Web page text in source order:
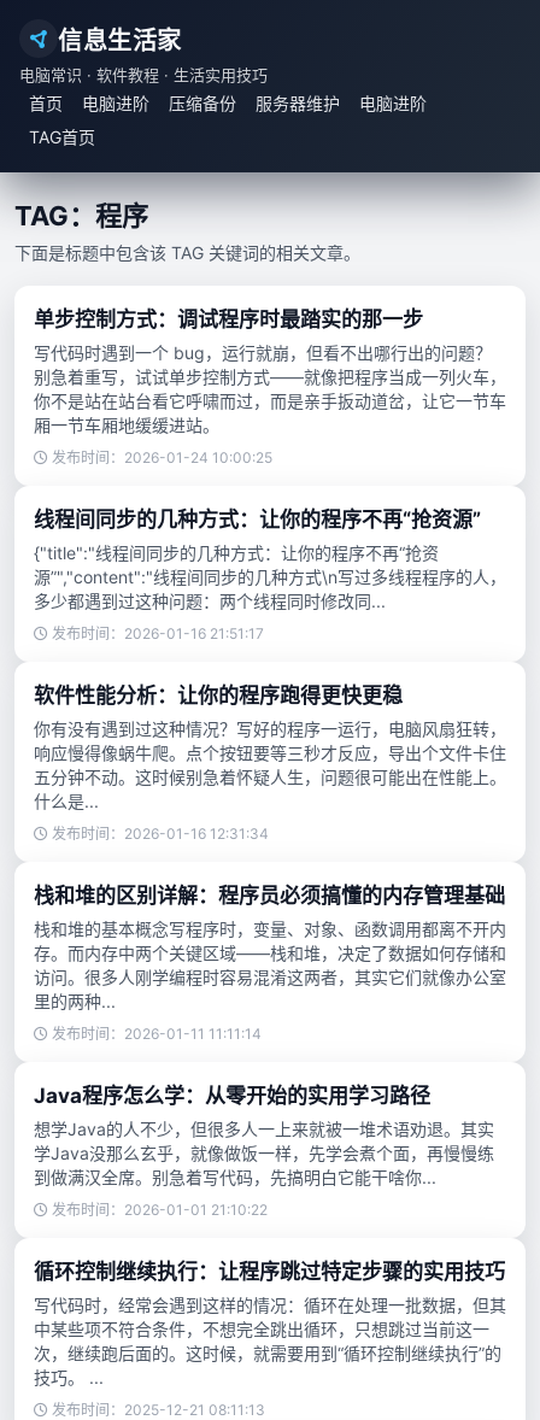
信息生活家
电脑常识 · 软件教程 · 生活实用技巧
首页 电脑进阶 压缩备份 服务器维护
电脑进阶
TAG首页
TAG：程序
下面是标题中包含该 TAG 关键词的相关文章。
单步控制方式：调试程序时最踏实的那一步
写代码时遇到一个 bug，运行就崩，但看不出哪行出的问题？
别急着重写，试试单步控制方式——就像把程序当成一列火车，
你不是站在站台看它呼啸而过，而是亲手扳动道岔，让它一节车
厢一节车厢地缓缓进站。
发布时间：2026-01-24 10:00:25
线程间同步的几种方式：让你的程序不再“抢资源”
{"title":"线程间同步的几种方式：让你的程序不再“抢资
源”","content":"线程间同步的几种方式\n写过多线程程序的人，
多少都遇到过这种问题：两个线程同时修改同...
发布时间：2026-01-16 21:51:17
软件性能分析：让你的程序跑得更快更稳
你有没有遇到过这种情况？写好的程序一运行，电脑风扇狂转，
响应慢得像蜗牛爬。点个按钮要等三秒才反应，导出个文件卡住
五分钟不动。这时候别急着怀疑人生，问题很可能出在性能上。
什么是...
发布时间：2026-01-16 12:31:34
栈和堆的区别详解：程序员必须搞懂的内存管理基础
栈和堆的基本概念写程序时，变量、对象、函数调用都离不开内
存。而内存中两个关键区域——栈和堆，决定了数据如何存储和
访问。很多人刚学编程时容易混淆这两者，其实它们就像办公室
里的两种...
发布时间：2026-01-11 11:11:14
Java程序怎么学：从零开始的实用学习路径
想学Java的人不少，但很多人一上来就被一堆术语劝退。其实
学Java没那么玄乎，就像做饭一样，先学会煮个面，再慢慢练
到做满汉全席。别急着写代码，先搞明白它能干啥你...
发布时间：2026-01-01 21:10:22
循环控制继续执行：让程序跳过特定步骤的实用技巧
写代码时，经常会遇到这样的情况：循环在处理一批数据，但其
中某些项不符合条件，不想完全跳出循环，只想跳过当前这一
次，继续跑后面的。这时候，就需要用到“循环控制继续执行”的
技巧。 ...
发布时间：2025-12-21 08:11:13